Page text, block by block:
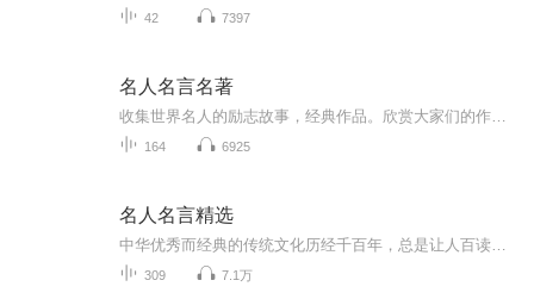
42 7397
名人名言名著
164 6925
名人名言精选
309 7.1万